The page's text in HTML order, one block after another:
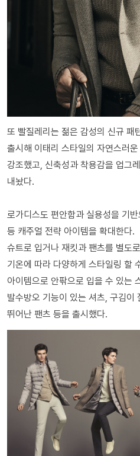
또 빨질레리는 젊은 감성의 신규 패
출시해 이태리 스타일의 자연스러
강조했고, 신축성과 착용감을 업그
내놨다.
로가디스도 편안함과 실용성을 기
등 캐주얼 전략 아이템을 확대한다.
슈트로 입거나 재킷과 팬츠를 별도
기온에 따라 다양하게 스타일링 할
아이템으로 안팎으로 입을 수 있는
발수방오 기능이 있는 셔츠, 구김이
뛰어난 팬츠 등을 출시했다.